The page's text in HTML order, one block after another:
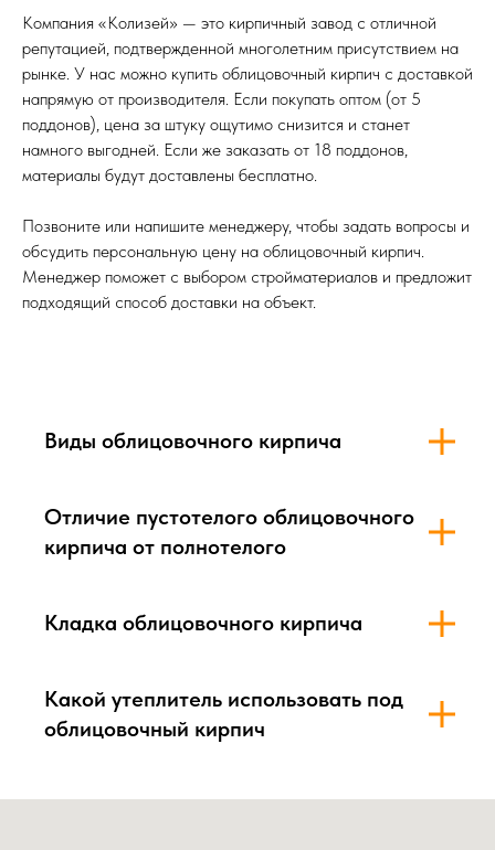
Компания «Колизей» — это кирпичный завод с отличной
репутацией, подтвержденной многолетним присутствием на
рынке. У нас можно купить облицовочный кирпич с доставкой
напрямую от производителя. Если покупать оптом (от 5
поддонов), цена за штуку ощутимо снизится и станет
намного выгодней. Если же заказать от 18 поддонов,
материалы будут доставлены бесплатно.
Позвоните или напишите менеджеру, чтобы задать вопросы и
обсудить персональную цену на облицовочный кирпич.
Менеджер поможет с выбором стройматериалов и предложит
подходящий способ доставки на объект.
Виды облицовочного кирпича
Отличие пустотелого облицовочного
кирпича от полнотелого
Кладка облицовочного кирпича
Какой утеплитель использовать под
облицовочный кирпич